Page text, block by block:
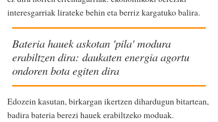
interesgarriak lirateke behin eta berriz kargatuko balira.
Bateria hauek askotan 'pila' modura
erabiltzen dira: daukaten energia agortu
ondoren bota egiten dira
Edozein kasutan, birkargan ikertzen dihardugun bitartean,
badira bateria berezi hauek erabiltzeko moduak.